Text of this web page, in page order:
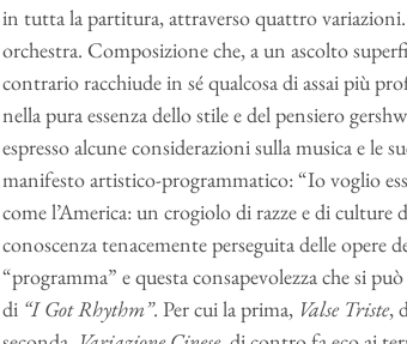
in tutta la partitura, attraverso quattro variazioni.
orchestra. Composizione che, a un ascolto
contrario racchiude in sé qualcosa di assai più
nella pura essenza dello stile e del pensiero
espresso alcune considerazioni sulla musica e
manifesto artistico-programmatico: “Io voglio
come l’America: un crogiolo di razze e di
conoscenza tenacemente perseguita delle opere
“programma” e questa consapevolezza che si
di “I Got Rhythm”. Per cui la prima, Valse Triste,